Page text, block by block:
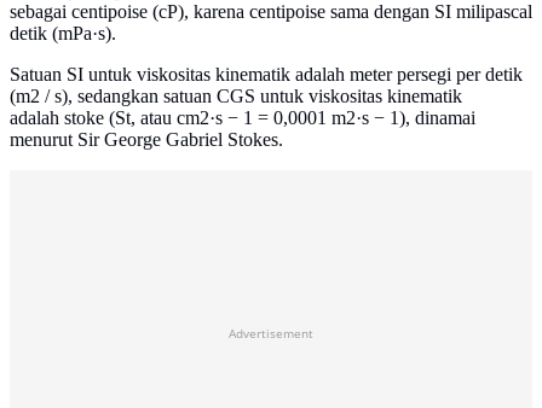
sebagai centipoise (cP), karena centipoise sama dengan SI milipascal
detik (mPa·s).
Satuan SI untuk viskositas kinematik adalah meter persegi per detik
(m2 / s), sedangkan satuan CGS untuk viskositas kinematik
adalah stoke (St, atau cm2·s − 1 = 0,0001 m2·s − 1), dinamai
menurut Sir George Gabriel Stokes.
Advertisement